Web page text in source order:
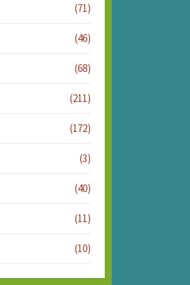
(71)
(46)
(68)
(211)
(172)
(3)
(40)
(11)
(10)